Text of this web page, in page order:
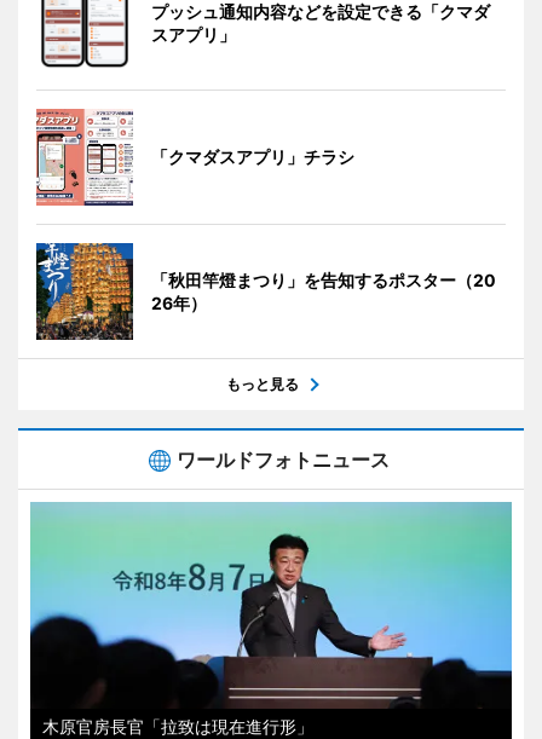
プッシュ通知内容などを設定できる「クマダ
スアプリ」
「クマダスアプリ」チラシ
「秋田竿燈まつり」を告知するポスター（20
26年）
もっと見る
ワールドフォトニュース
木原官房長官「拉致は現在進行形」